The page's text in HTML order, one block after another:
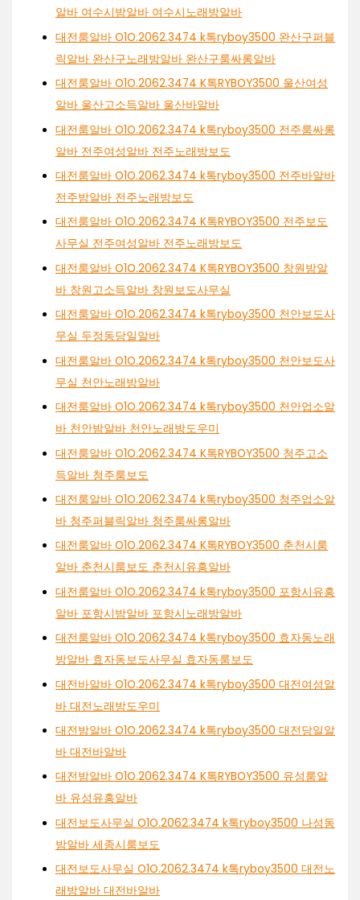
알바 여수시밤알바 여수시노래방알바
대전룸알바 O1O.2062.3474 k톡ryboy3500 완산구퍼블
릭알바 완산구노래방알바 완산구룸싸롱알바
대전룸알바 O1O.2062.3474 K톡RYBOY3500 울산여성
알바 울산고소득알바 울산바알바
대전룸알바 O1O.2062.3474 k톡ryboy3500 전주룸싸롱
알바 전주여성알바 전주노래방보도
대전룸알바 O1O.2062.3474 k톡ryboy3500 전주바알바
전주밤알바 전주노래방보도
대전룸알바 O1O.2062.3474 K톡RYBOY3500 전주보도
사무실 전주여성알바 전주노래방보도
대전룸알바 O1O.2062.3474 K톡RYBOY3500 창원밤알
바 창원고소득알바 창원보도사무실
대전룸알바 O1O.2062.3474 k톡ryboy3500 천안보도사
무실 두정동당일알바
대전룸알바 O1O.2062.3474 k톡ryboy3500 천안보도사
무실 천안노래방알바
대전룸알바 O1O.2062.3474 k톡ryboy3500 천안업소알
바 천안밤알바 천안노래방도우미
대전룸알바 O1O.2062.3474 K톡RYBOY3500 청주고소
득알바 청주룸보도
대전룸알바 O1O.2062.3474 k톡ryboy3500 청주업소알
바 청주퍼블릭알바 청주룸싸롱알바
대전룸알바 O1O.2062.3474 K톡RYBOY3500 춘천시룸
알바 춘천시룸보도 춘천시유흥알바
대전룸알바 O1O.2062.3474 k톡ryboy3500 포항시유흥
알바 포항시밤알바 포항시노래방알바
대전룸알바 O1O.2062.3474 k톡ryboy3500 효자동노래
방알바 효자동보도사무실 효자동룸보도
대전바알바 O1O.2062.3474 k톡ryboy3500 대전여성알
바 대전노래방도우미
대전밤알바 O1O.2062.3474 k톡ryboy3500 대전당일알
바 대전바알바
대전밤알바 O1O.2062.3474 K톡RYBOY3500 유성룸알
바 유성유흥알바
대전보도사무실 O1O.2062.3474 k톡ryboy3500 나성동
밤알바 세종시룸보도
대전보도사무실 O1O.2062.3474 k톡ryboy3500 대전노
래방알바 대전바알바